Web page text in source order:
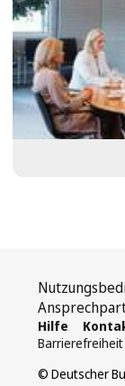
Hilfe
© Deutscher
Barrierefreiheit